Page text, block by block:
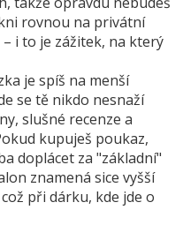
rovnou na privátní
i to je zážitek, na který
je spíš na menší
se tě nikdo nesnaží
slušné recenze a
kupuješ poukaz,
doplácet za "základní"
znamená sice vyšší
při dárku, kde jde o